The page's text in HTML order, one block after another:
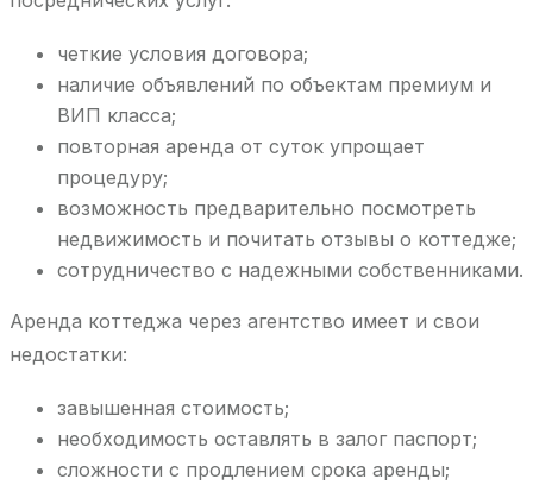
четкие условия договора;
наличие объявлений по объектам премиум и
ВИП класса;
повторная аренда от суток упрощает
процедуру;
возможность предварительно посмотреть
недвижимость и почитать отзывы о коттедже;
сотрудничество с надежными собственниками.
Аренда коттеджа через агентство имеет и свои
недостатки:
завышенная стоимость;
необходимость оставлять в залог паспорт;
сложности с продлением срока аренды;